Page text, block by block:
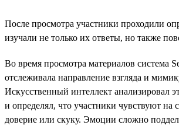
После просмотра участники проходили
изучали не только их ответы, но также
Во время просмотра материалов система
отслеживала направление взгляда и
Искусственный интеллект анализировал
и определял, что участники чувствуют на
доверие или скуку. Эмоции сложно